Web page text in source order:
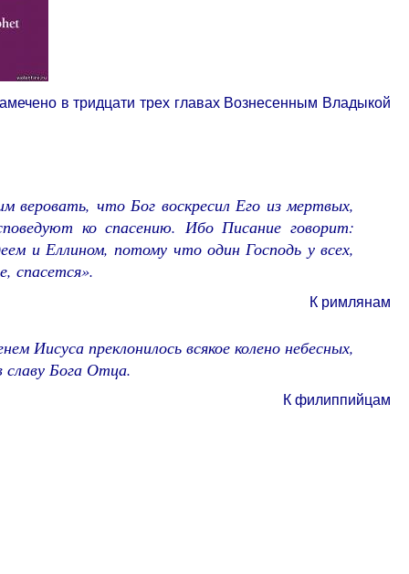
в тридцати трех главах Вознесенным Владыкой
веровать, что Бог воскресил Его из мертвых,
ко спасению. Ибо Писание говорит:
и Еллином, потому что один Господь у всех,
спасется».
К римлянам
Иисуса преклонилось всякое колено небесных,
славу Бога Отца.
К филиппийцам